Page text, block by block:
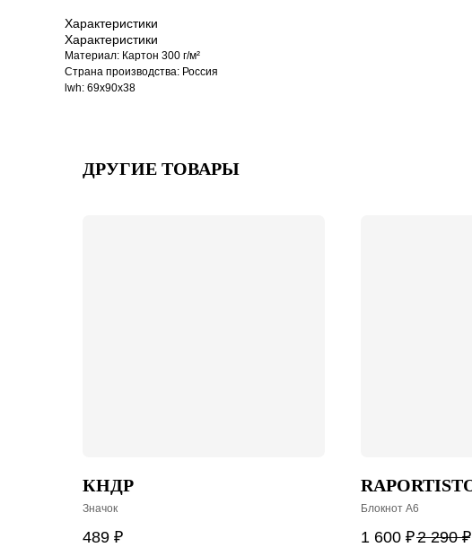
Характеристики
Характеристики
Материал: Картон 300 г/м²
Страна производства: Россия
lwh: 69x90x38
ДРУГИЕ ТОВАРЫ
КНДР
Значок
489 ₽
Блокнот А6
1 600 ₽2 290 ₽